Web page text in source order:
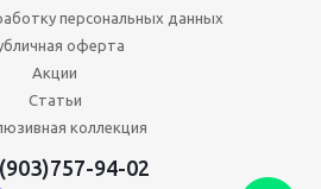
персональных данных
оферта
Акции
Статьи
коллекция
94-02